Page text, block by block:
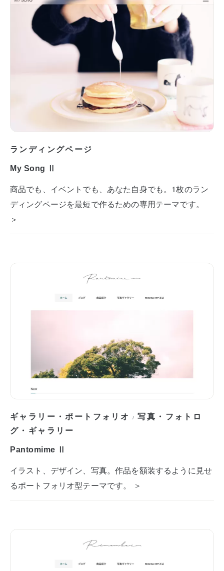
ランディングページ
My Song Ⅱ
商品でも、イベントでも、あなた自身でも。1枚のラン
ディングページを最短で作るための専用テーマです。
＞
ギャラリー・ポートフォリオ /写真・フォトロ
グ・ギャラリー
Pantomime Ⅱ
イラスト、デザイン、写真。作品を額装するように見せ
るポートフォリオ型テーマです。 ＞